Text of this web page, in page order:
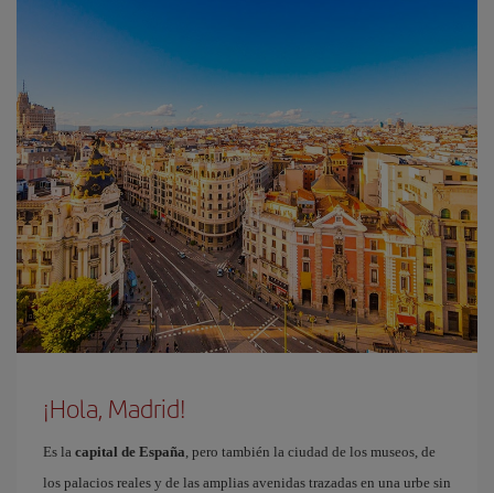
¡Hola, Madrid!
Es la capital de España, pero también la ciudad de los museos, de
los palacios reales y de las amplias avenidas trazadas en una urbe sin